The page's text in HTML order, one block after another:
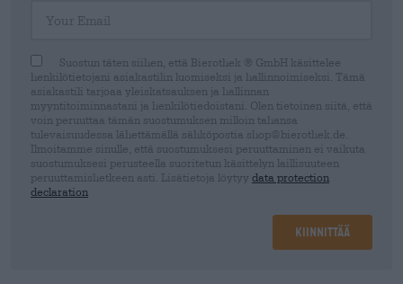
Suostun täten siihen, että Bierothek ® GmbH käsittelee
henkilötietojani asiakastilin luomiseksi ja hallinnoimiseksi. Tämä
asiakastili tarjoaa yleiskatsauksen ja hallinnan
myyntitoiminnastani ja henkilötiedoistani. Olen tietoinen siitä, että
voin peruuttaa tämän suostumuksen milloin tahansa
tulevaisuudessa lähettämällä sähköpostia shop@bierothek.de.
Ilmoitamme sinulle, että suostumuksesi peruuttaminen ei vaikuta
suostumuksesi perusteella suoritetun käsittelyn laillisuuteen
peruuttamishetkeen asti. Lisätietoja löytyy data protection
declaration
Kiinnittää